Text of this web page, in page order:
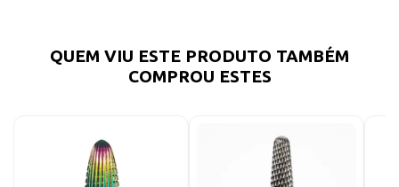
QUEM VIU ESTE PRODUTO TAMBÉM
COMPROU ESTES